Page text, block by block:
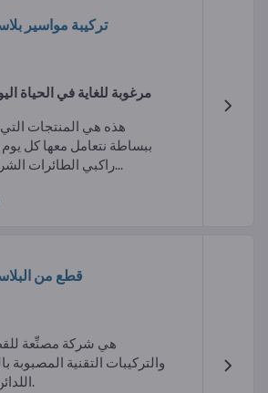
تركيبة مواسير
مرغوبة للغاية في الحياة
هذه هي المنتجات التي
ببساطة نتعامل معها كل
راكبي الطائرات الشراعية الشغوفين. لأنه...
قطع من
والتركيبات التقنية
اللدائن الهندسية بالحرارة.